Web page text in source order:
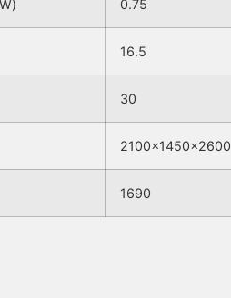
0.75
16.5
30
2100x1450x2600
1690